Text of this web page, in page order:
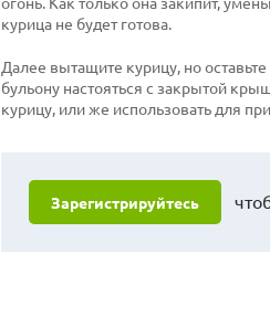
курица не будет готова.
Далее вытащите курицу, но
бульону настояться с закрытой
курицу, или же использовать для
Зарегистрируйтесь